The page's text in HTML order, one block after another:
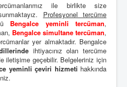
ile birlikte size
Profesyonel tercüme
Bengalce yeminli tercüman,
Bengalce simultane tercüman,
yer almaktadır. Bengalce
ihtiyacınız olan tercüme
iletişime geçebilir. Belgeleriniz için
yeminli çeviri hizmeti hakkında